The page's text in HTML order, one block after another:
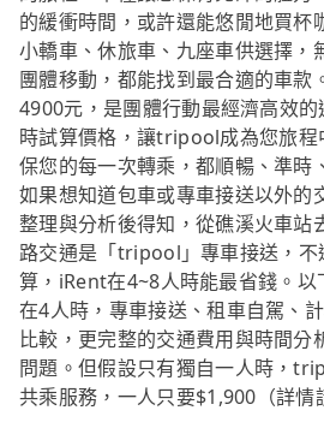
的緩衝時間，或許還能悠閒地買杯
小轎車、休旅車、九座車供選擇，
團體移動，都能找到最合適的車款
4900元，是團體行動最經濟高效
時試算價格，讓tripool成為您旅程
保您的每一次轉乘，都順暢、準時
如果想知道包車或專車接送以外的
整理與分析後得知，從礁溪火車站
路交通是「tripool」專車接送，不
算，iRent在4~8人時能最省錢。以
在4人時，專車接送、租車自駕、
比較，更完整的交通費用與時間分
問題。但假設只有獨自一人時，
共乘服務，一人只要$1,900（詳情